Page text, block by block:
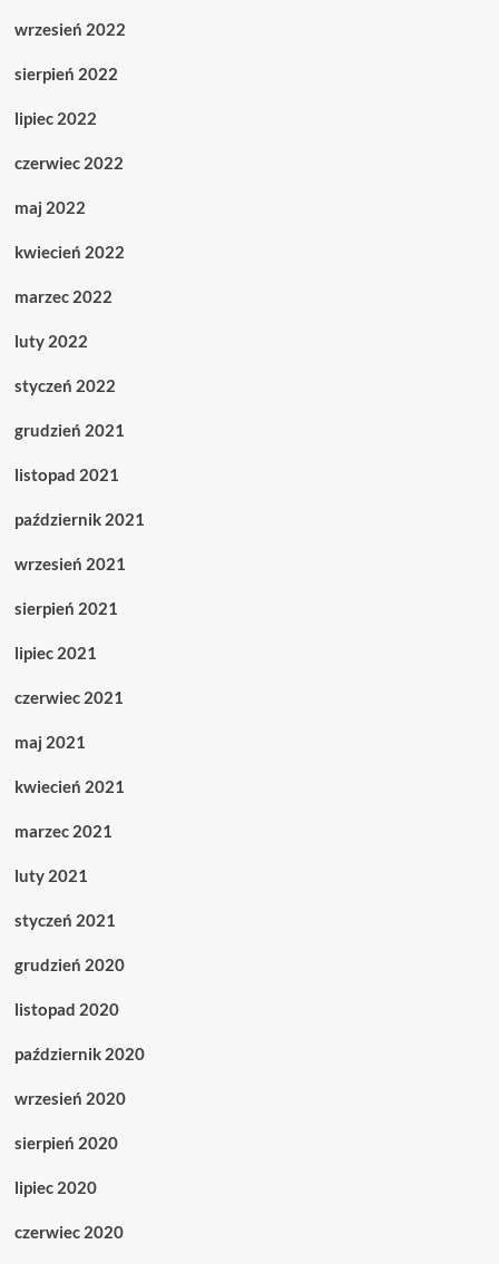
wrzesień 2022
sierpień 2022
lipiec 2022
czerwiec 2022
maj 2022
kwiecień 2022
marzec 2022
luty 2022
styczeń 2022
grudzień 2021
listopad 2021
październik 2021
wrzesień 2021
sierpień 2021
lipiec 2021
czerwiec 2021
maj 2021
kwiecień 2021
marzec 2021
luty 2021
styczeń 2021
grudzień 2020
listopad 2020
październik 2020
wrzesień 2020
sierpień 2020
lipiec 2020
czerwiec 2020